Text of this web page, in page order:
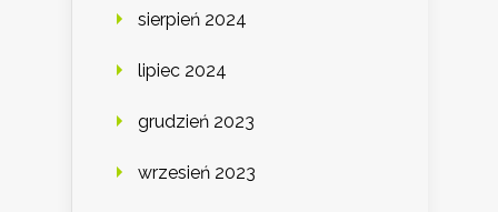
sierpień 2024
lipiec 2024
grudzień 2023
wrzesień 2023